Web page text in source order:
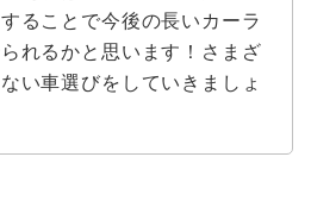
ることで今後の長いカーラ
れるかと思います！さまざ
い車選びをしていきましょ